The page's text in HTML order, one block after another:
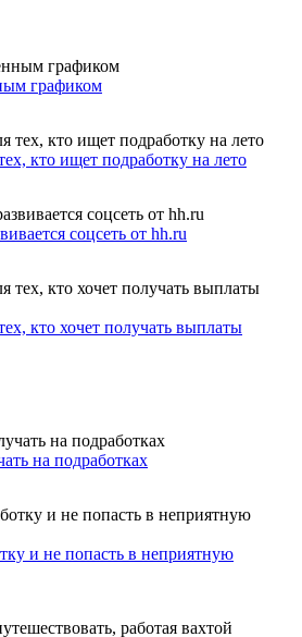
графиком
кто ищет подработку на лето
соцсеть от hh.ru
кто хочет получать выплаты
на подработках
и не попасть в неприятную